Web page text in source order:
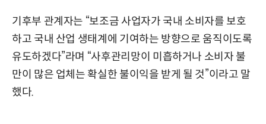
기후부 관계자는 “보조금 사업자가 국내 소비자를 보호
하고 국내 산업 생태계에 기여하는 방향으로 움직이도록
유도하겠다”라며 “사후관리망이 미흡하거나 소비자 불
만이 많은 업체는 확실한 불이익을 받게 될 것”이라고 말
했다.